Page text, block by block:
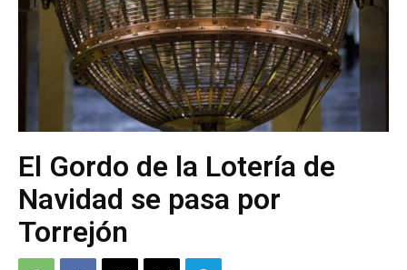
El Gordo de la Lotería de
Navidad se pasa por
Torrejón